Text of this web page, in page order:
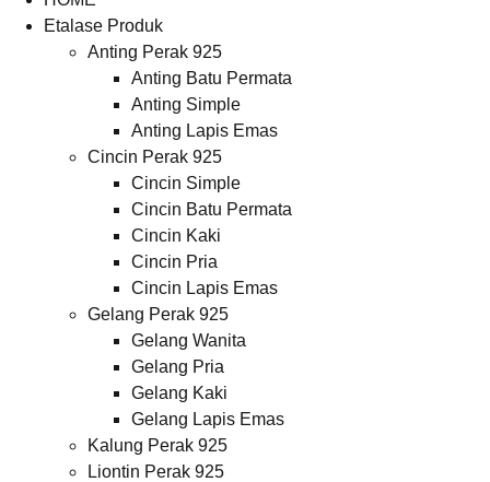
Etalase Produk
Anting Perak 925
Anting Batu Permata
Anting Simple
Anting Lapis Emas
Cincin Perak 925
Cincin Simple
Cincin Batu Permata
Cincin Kaki
Cincin Pria
Cincin Lapis Emas
Gelang Perak 925
Gelang Wanita
Gelang Pria
Gelang Kaki
Gelang Lapis Emas
Kalung Perak 925
Liontin Perak 925